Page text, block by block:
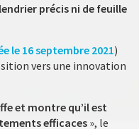
précis ni de feuille
le 16 septembre 2021)
vers une innovation
et montre qu’il est
efficaces », le